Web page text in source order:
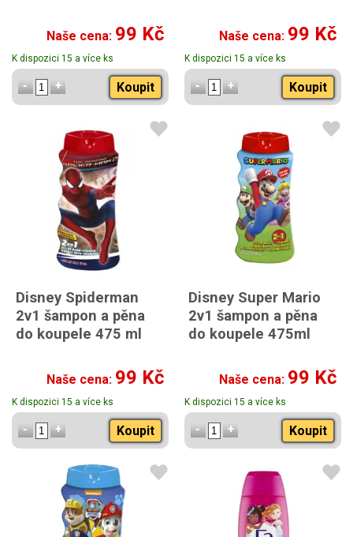
Naše cena: 99 Kč
K dispozici 15 a více ks
Koupit
Naše cena: 99 Kč
K dispozici 15 a více ks
Koupit
Disney Spiderman
2v1 šampon a pěna
do koupele 475 ml
Naše cena: 99 Kč
K dispozici 15 a více ks
Koupit
Disney Super Mario
2v1 šampon a pěna
do koupele 475ml
Naše cena: 99 Kč
K dispozici 15 a více ks
Koupit